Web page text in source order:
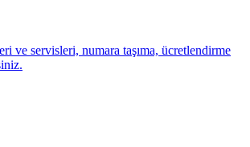
ve servisleri, numara taşıma, ücretlendirme